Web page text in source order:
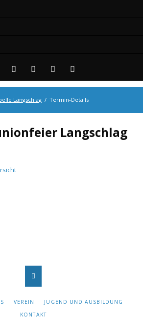
LinkedInGoogle+FacebookRSS-
Feed
Langschlag Termin-Details
Langschlag
VEREIN
JUGEND UND AUSBILDUNG
KONTAKT